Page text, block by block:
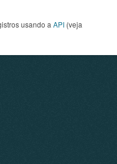
usando a API (veja